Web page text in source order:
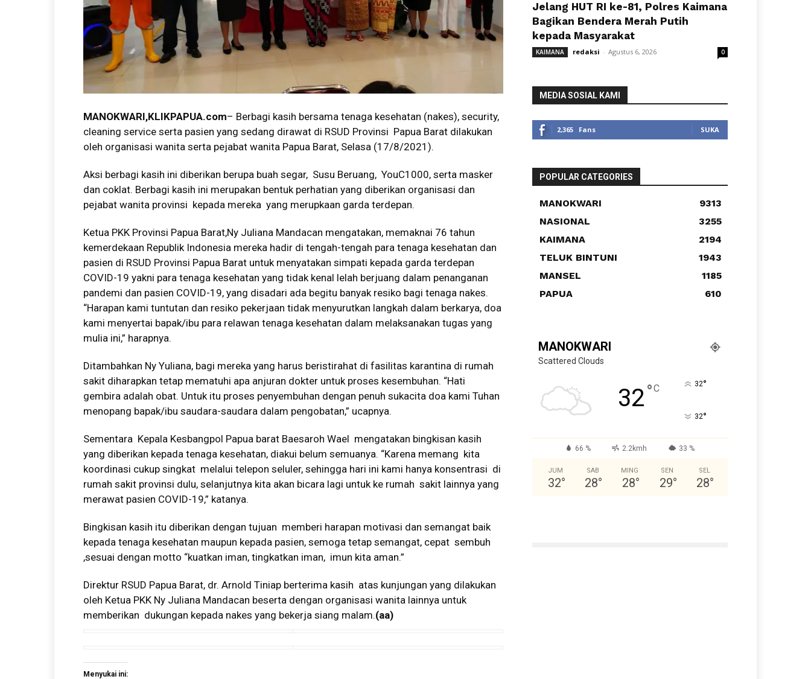
MANOKWARI,KLIKPAPUA.com– Berbagi kasih bersama tenaga kesehatan (nakes), security,
cleaning service serta pasien yang sedang dirawat di RSUD Provinsi Papua Barat dilakukan
oleh organisasi wanita serta pejabat wanita Papua Barat, Selasa (17/8/2021).
Aksi berbagi kasih ini diberikan berupa buah segar, Susu Beruang, YouC1000, serta masker
dan coklat. Berbagi kasih ini merupakan bentuk perhatian yang diberikan organisasi dan
pejabat wanita provinsi kepada mereka yang merupkaan garda terdepan.
Ketua PKK Provinsi Papua Barat,Ny Juliana Mandacan mengatakan, memaknai 76 tahun
kemerdekaan Republik Indonesia mereka hadir di tengah-tengah para tenaga kesehatan dan
pasien di RSUD Provinsi Papua Barat untuk menyatakan simpati kepada garda terdepan
COVID-19 yakni para tenaga kesehatan yang tidak kenal lelah berjuang dalam penanganan
pandemi dan pasien COVID-19, yang disadari ada begitu banyak resiko bagi tenaga nakes.
“Harapan kami tuntutan dan resiko pekerjaan tidak menyurutkan langkah dalam berkarya, doa
kami menyertai bapak/ibu para relawan tenaga kesehatan dalam melaksanakan tugas yang
mulia ini,” harapnya.
Ditambahkan Ny Yuliana, bagi mereka yang harus beristirahat di fasilitas karantina di rumah
sakit diharapkan tetap mematuhi apa anjuran dokter untuk proses kesembuhan. “Hati
gembira adalah obat. Untuk itu proses penyembuhan dengan penuh sukacita doa kami Tuhan
menopang bapak/ibu saudara-saudara dalam pengobatan,” ucapnya.
Sementara Kepala Kesbangpol Papua barat Baesaroh Wael mengatakan bingkisan kasih
yang diberikan kepada tenaga kesehatan, diakui belum semuanya. “Karena memang kita
koordinasi cukup singkat melalui telepon seluler, sehingga hari ini kami hanya konsentrasi di
rumah sakit provinsi dulu, selanjutnya kita akan bicara lagi untuk ke rumah sakit lainnya yang
merawat pasien COVID-19,” katanya.
Bingkisan kasih itu diberikan dengan tujuan memberi harapan motivasi dan semangat baik
kepada tenaga kesehatan maupun kepada pasien, semoga tetap semangat, cepat sembuh
,sesuai dengan motto “kuatkan iman, tingkatkan iman, imun kita aman.”
Direktur RSUD Papua Barat, dr. Arnold Tiniap berterima kasih atas kunjungan yang dilakukan
oleh Ketua PKK Ny Juliana Mandacan beserta dengan organisasi wanita lainnya untuk
memberikan dukungan kepada nakes yang bekerja siang malam.(aa)
Menyukai ini:
Jelang HUT RI ke-81, Polres Kaimana
Bagikan Bendera Merah Putih
kepada Masyarakat
KAIMANA redaksi - Agustus 6, 2026 0
MEDIA SOSIAL KAMI
2,365 Fans SUKA
POPULAR CATEGORIES
MANOKWARI
9313
NASIONAL
3255
KAIMANA
2194
TELUK BINTUNI
1943
MANSEL
1185
PAPUA
610
MANOKWARI
Scattered Clouds
32°C 32°
32°
66 % 2.2kmh 33 %
JUM
32°
SAB
28°
MING
28°
SEN
29°
SEL
28°